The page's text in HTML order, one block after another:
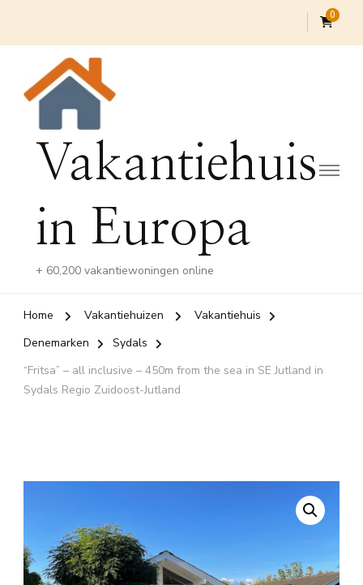
0
Vakantiehuis
in Europa
+ 60,200 vakantiewoningen online
Home Vakantiehuizen
Vakantiehuis
Denemarken
Sydals
“Fritsa” – all inclusive – 450m from the sea in SE Jutland in
Sydals Regio Zuidoost-Jutland